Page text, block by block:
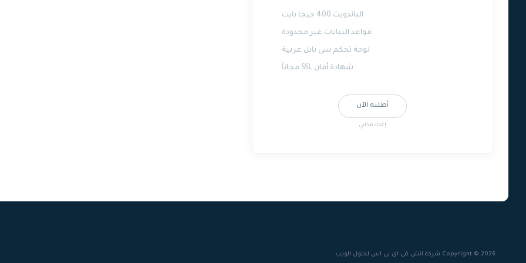
الباندويث 400 جيجا بايت
قواعد البيانات غير محدودة
لوحة تحكم سى بانل عربية
شهادة أمان SSL مجاناً
أطلبه الآن
إعداد مجاني
Copyright © 2026 شركة اتش فى اى بى اس لحلول الويب.